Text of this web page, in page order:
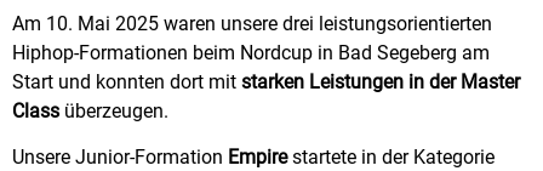
Am 10. Mai 2025 waren unsere drei leistungsorientierten
Hiphop-Formationen beim Nordcup in Bad Segeberg am
Start und konnten dort mit starken Leistungen in der Master
Class überzeugen.
Unsere Junior-Formation Empirestartete in der Kategorie